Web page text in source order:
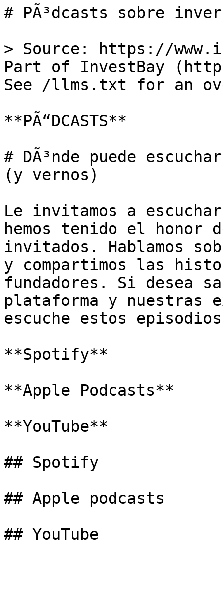
# PÃ³dcasts sobre
> Source: https://
Part of InvestBay
See /llms.txt for an
**PÃ“DCASTS**
# DÃ³nde puede
(y vernos)
Le invitamos a
hemos tenido el honor
invitados. Hablamos
y compartimos las
fundadores. Si desea
plataforma y nuestras
escuche estos
**Spotify**
**Apple Podcasts**
**YouTube**
## Spotify
## Apple podcasts